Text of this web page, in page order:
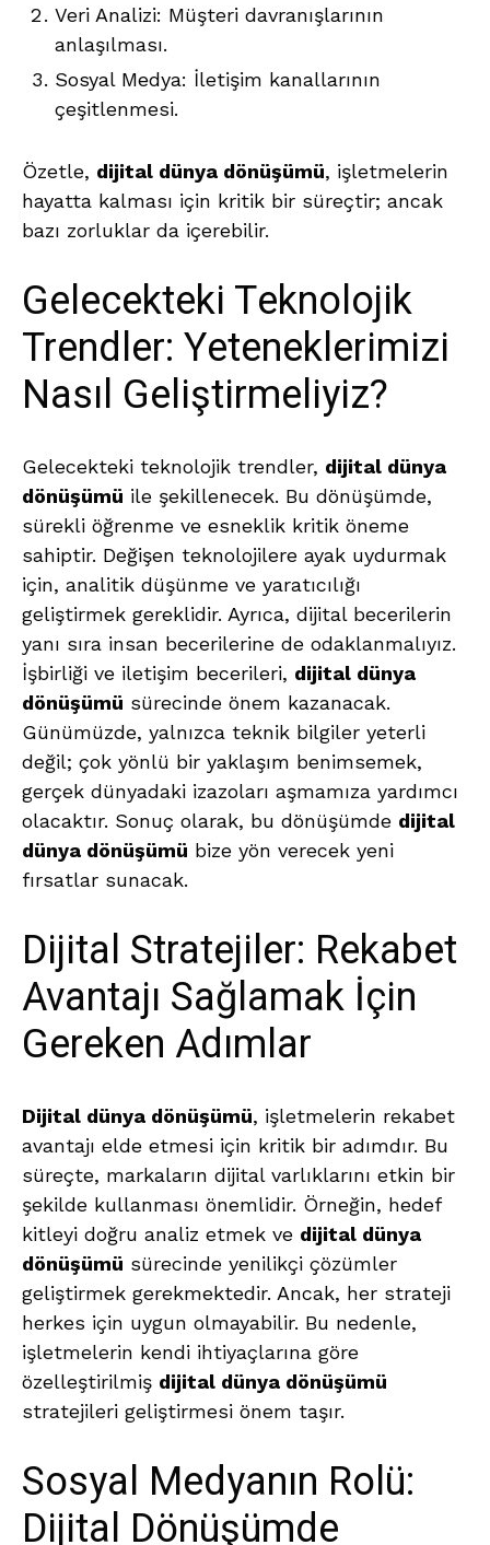
Veri Analizi: Müşteri davranışlarının
anlaşılması.
Sosyal Medya: İletişim kanallarının
çeşitlenmesi.
Özetle, dijital dünya dönüşümü, işletmelerin
hayatta kalması için kritik bir süreçtir; ancak
bazı zorluklar da içerebilir.
Gelecekteki Teknolojik
Trendler: Yeteneklerimizi
Nasıl Geliştirmeliyiz?
Gelecekteki teknolojik trendler, dijital dünya
dönüşümü ile şekillenecek. Bu dönüşümde,
sürekli öğrenme ve esneklik kritik öneme
sahiptir. Değişen teknolojilere ayak uydurmak
için, analitik düşünme ve yaratıcılığı
geliştirmek gereklidir. Ayrıca, dijital becerilerin
yanı sıra insan becerilerine de odaklanmalıyız.
İşbirliği ve iletişim becerileri, dijital dünya
dönüşümü sürecinde önem kazanacak.
Günümüzde, yalnızca teknik bilgiler yeterli
değil; çok yönlü bir yaklaşım benimsemek,
gerçek dünyadaki izazoları aşmamıza yardımcı
olacaktır. Sonuç olarak, bu dönüşümde dijital
dünya dönüşümü bize yön verecek yeni
fırsatlar sunacak.
Dijital Stratejiler: Rekabet
Avantajı Sağlamak İçin
Gereken Adımlar
Dijital dünya dönüşümü, işletmelerin rekabet
avantajı elde etmesi için kritik bir adımdır. Bu
süreçte, markaların dijital varlıklarını etkin bir
şekilde kullanması önemlidir. Örneğin, hedef
kitleyi doğru analiz etmek ve dijital dünya
dönüşümü sürecinde yenilikçi çözümler
geliştirmek gerekmektedir. Ancak, her strateji
herkes için uygun olmayabilir. Bu nedenle,
işletmelerin kendi ihtiyaçlarına göre
özelleştirilmiş dijital dünya dönüşümü
stratejileri geliştirmesi önem taşır.
Sosyal Medyanın Rolü:
Dijital Dönüşümde